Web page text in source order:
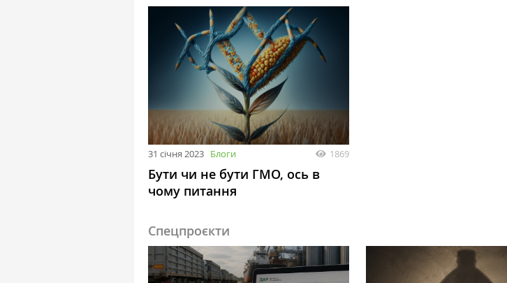
31 січня 2023 Блоги 1869
Бути чи не бути ГМО, ось в
чому питання
Спецпроєкти